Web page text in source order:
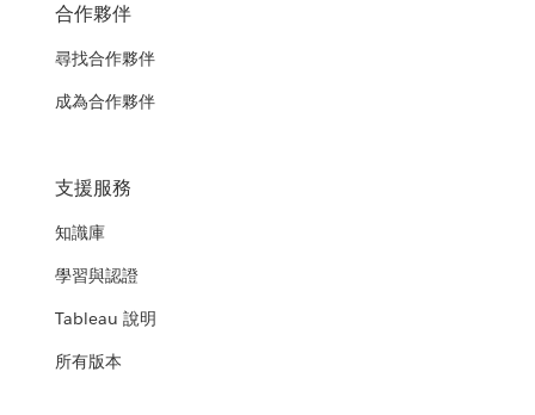
合作夥伴
尋找合作夥伴
成為合作夥伴
支援服務
知識庫
學習與認證
Tableau 說明
所有版本